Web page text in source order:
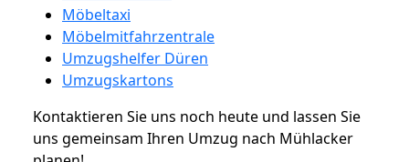
Möbeltaxi
Möbelmitfahrzentrale
Umzugshelfer Düren
Umzugskartons
Kontaktieren Sie uns noch heute und lassen Sie
uns gemeinsam Ihren Umzug nach Mühlacker